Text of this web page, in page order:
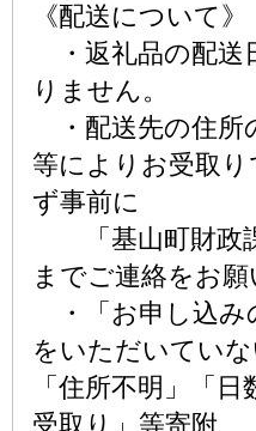
《配送について》
・返礼品の配送
りません。
・配送先の住所
等によりお受取
ず事前に
「基山町財政課
までご連絡をお願
・「お申し込み
をいただいていな
「住所不明」「
受取り」等寄